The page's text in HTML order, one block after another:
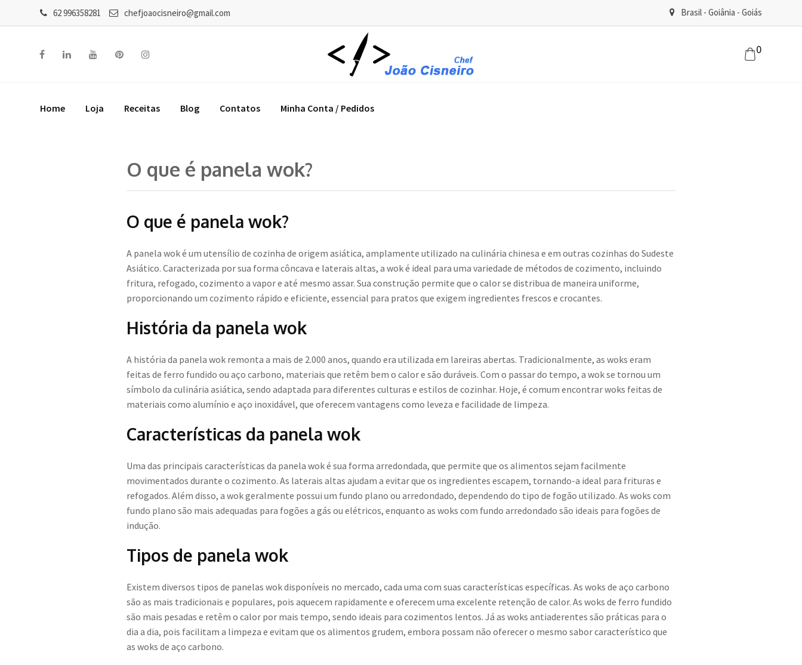
62 996358281 chefjoaocisneiro@gmail.com Brasil - Goiânia - Goiás
0
Home Loja Receitas Blog Contatos Minha Conta / Pedidos
O que é panela wok?
O que é panela wok?
A panela wok é um utensílio de cozinha de origem asiática, amplamente utilizado na culinária chinesa e em outras cozinhas do Sudeste
Asiático. Caracterizada por sua forma côncava e laterais altas, a wok é ideal para uma variedade de métodos de cozimento, incluindo
fritura, refogado, cozimento a vapor e até mesmo assar. Sua construção permite que o calor se distribua de maneira uniforme,
proporcionando um cozimento rápido e eficiente, essencial para pratos que exigem ingredientes frescos e crocantes.
História da panela wok
A história da panela wok remonta a mais de 2.000 anos, quando era utilizada em lareiras abertas. Tradicionalmente, as woks eram
feitas de ferro fundido ou aço carbono, materiais que retêm bem o calor e são duráveis. Com o passar do tempo, a wok se tornou um
símbolo da culinária asiática, sendo adaptada para diferentes culturas e estilos de cozinhar. Hoje, é comum encontrar woks feitas de
materiais como alumínio e aço inoxidável, que oferecem vantagens como leveza e facilidade de limpeza.
Características da panela wok
Uma das principais características da panela wok é sua forma arredondada, que permite que os alimentos sejam facilmente
movimentados durante o cozimento. As laterais altas ajudam a evitar que os ingredientes escapem, tornando-a ideal para frituras e
refogados. Além disso, a wok geralmente possui um fundo plano ou arredondado, dependendo do tipo de fogão utilizado. As woks com
fundo plano são mais adequadas para fogões a gás ou elétricos, enquanto as woks com fundo arredondado são ideais para fogões de
indução.
Tipos de panela wok
Existem diversos tipos de panelas wok disponíveis no mercado, cada uma com suas características específicas. As woks de aço carbono
são as mais tradicionais e populares, pois aquecem rapidamente e oferecem uma excelente retenção de calor. As woks de ferro fundido
são mais pesadas e retêm o calor por mais tempo, sendo ideais para cozimentos lentos. Já as woks antiaderentes são práticas para o
dia a dia, pois facilitam a limpeza e evitam que os alimentos grudem, embora possam não oferecer o mesmo sabor característico que
as woks de aço carbono.